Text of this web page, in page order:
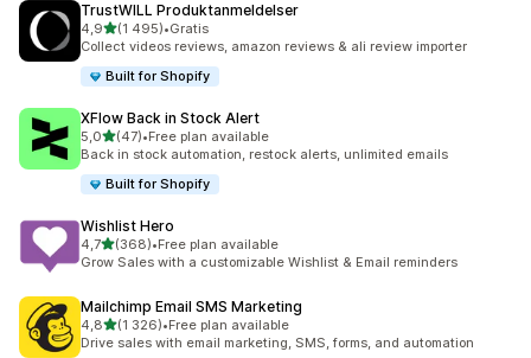
TrustWILL Produktanmeldelser
4,9av 5 stjerner
(1 495)
Totalt 1495 omtaler
•Gratis
Collect videos reviews, amazon reviews & ali review importer
Built for Shopify
XFlow Back in Stock Alert
5,0av 5 stjerner
(47)
Totalt 47 omtaler
•Free plan available
Back in stock automation, restock alerts, unlimited emails
Built for Shopify
Wishlist Hero
4,7av 5 stjerner
(368)
Totalt 368 omtaler
•Free plan available
Grow Sales with a customizable Wishlist & Email reminders
Mailchimp Email SMS Marketing
4,8av 5 stjerner
(1 326)
Totalt 1326 omtaler
•Free plan available
Drive sales with email marketing, SMS, forms, and automation